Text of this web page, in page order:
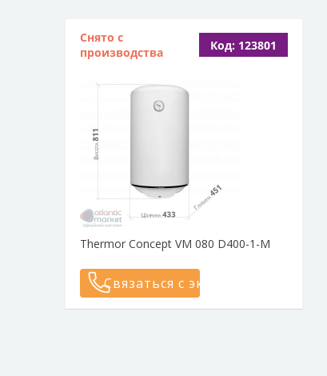
Снято с
производства
Код: 123801
Thermor Concept VM 080 D400-1-M
Связаться с экспертом